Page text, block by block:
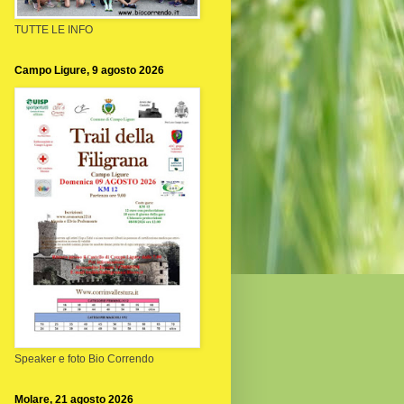
TUTTE LE INFO
Campo Ligure, 9 agosto 2026
Speaker e foto Bio Correndo
Molare, 21 agosto 2026